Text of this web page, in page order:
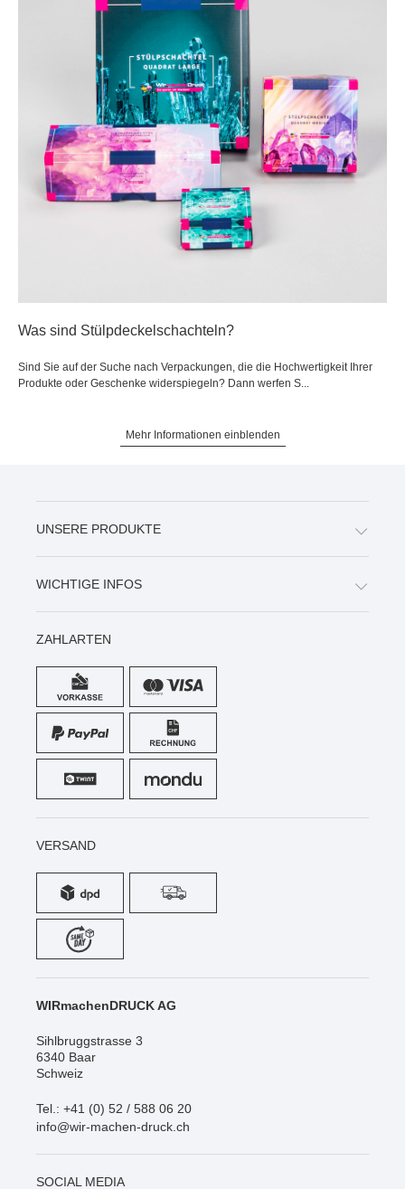
Was sind Stülpdeckelschachteln?
Sind Sie auf der Suche nach Verpackungen, die die Hochwertigkeit Ihrer
Produkte oder Geschenke widerspiegeln? Dann werfen S...
Mehr Informationen einblenden
UNSERE PRODUKTE
WICHTIGE INFOS
ZAHLARTEN
VERSAND
WIRmachenDRUCK AG
Sihlbruggstrasse 3
6340 Baar
Schweiz
Tel.: +41 (0) 52 / 588 06 20
info@wir-machen-druck.ch
SOCIAL MEDIA